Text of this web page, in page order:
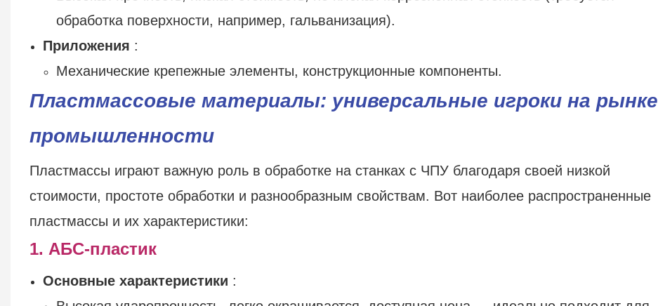
обработка поверхности, например, гальванизация).
Приложения :
Механические крепежные элементы, конструкционные компоненты.
Пластмассовые материалы: универсальные игроки на рынке
промышленности
Пластмассы играют важную роль в обработке на станках с ЧПУ благодаря своей низкой
стоимости, простоте обработки и разнообразным свойствам. Вот наиболее распространенные
пластмассы и их характеристики:
1. АБС-пластик
Основные характеристики :